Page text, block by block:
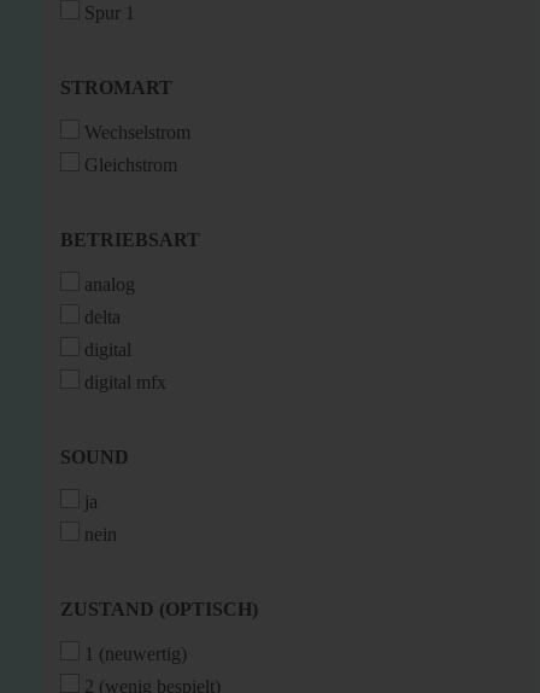
Spur 1
STROMART
STROMART
Wechselstrom
Gleichstrom
BETRIEBSART
BETRIEBSART
analog
delta
digital
digital mfx
SOUND
SOUND
ja
nein
ZUSTAND
ZUSTAND (OPTISCH)
1 (neuwertig)
2 (wenig bespielt)